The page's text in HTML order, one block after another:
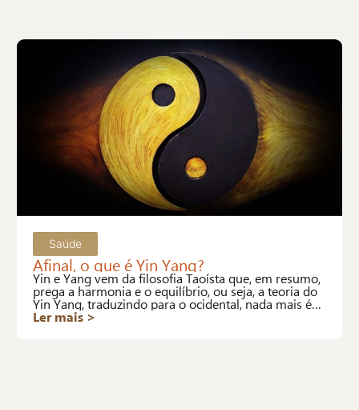
Saúde
Afinal, o que é Yin Yang?
Yin e Yang vem da filosofia Taoísta que, em resumo,
prega a harmonia e o equilíbrio, ou seja, a teoria do
Yin Yang, traduzindo para o ocidental, nada mais é
que a definição de saúde da OMS.
Ler mais >